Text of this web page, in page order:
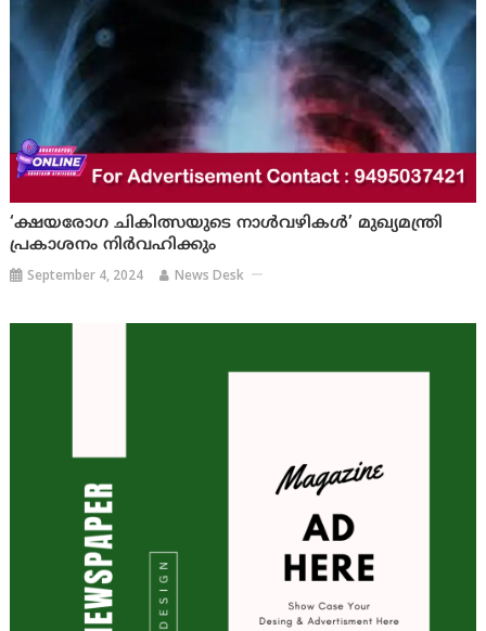
‘ക്ഷയരോഗ ചികിത്സയുടെ നാള്‍വഴികള്‍’ മുഖ്യമന്ത്രി
പ്രകാശനം നിര്‍വഹിക്കും
September 4, 2024 News Desk